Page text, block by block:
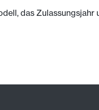
das Zulassungsjahr